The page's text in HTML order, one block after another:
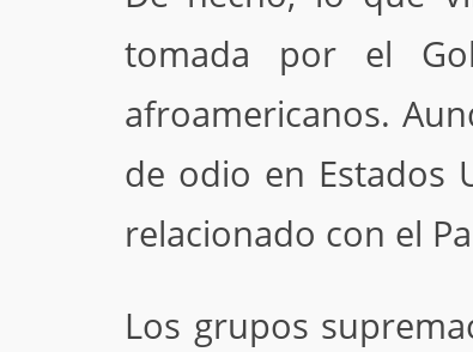
tomada por el
afroamericanos.
de odio en Estados
relacionado con el
Los grupos